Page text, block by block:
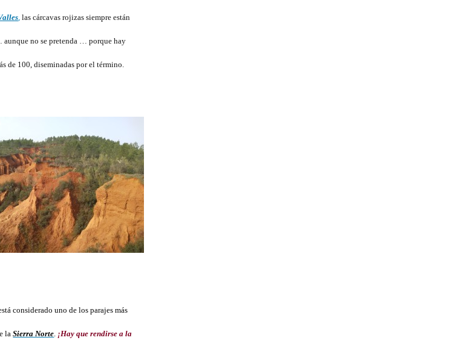
,las cárcavas rojizas siempre están
aunque no se pretenda … porque hay
de 100, diseminadas por el término.
considerado uno de los parajes más
laSierra Norte. ¡Hay que rendirse a la